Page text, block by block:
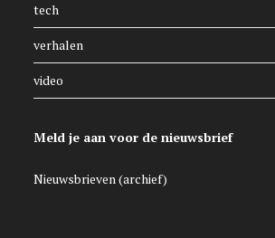
tech
verhalen
video
Meld je aan voor de nieuwsbrief
Nieuwsbrieven (archief)